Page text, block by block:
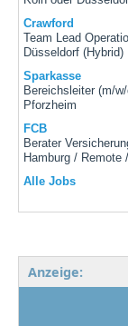
Crawford
Team Lead
Düsseldorf (Hybrid)
Sparkasse
Bereichsleiter (m/
Pforzheim
FCB
Berater
Hamburg / Remote
Alle Jobs
Anzeige: